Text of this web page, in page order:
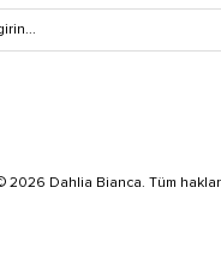
2026 Dahlia Bianca. Tüm hakları